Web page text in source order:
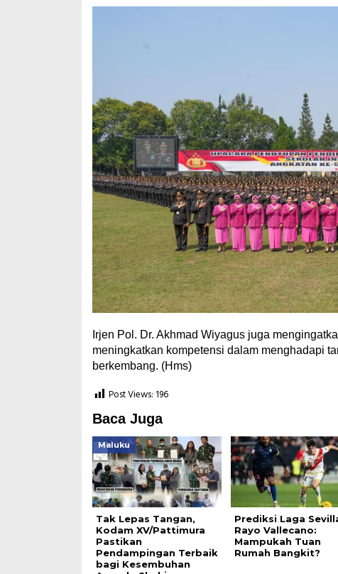
Irjen Pol. Dr. Akhmad Wiyagus juga
meningkatkan kompetensi dalam menghadapi
berkembang. (Hms)
Post Views: 196
Baca Juga
Maluku
Tak Lepas Tangan,
Kodam XV/Pattimura
Pastikan
Pendampingan Terbaik
bagi Kesembuhan
Prediksi Laga
Rayo Vallecano:
Mampukah Tuan
Rumah Bangkit?